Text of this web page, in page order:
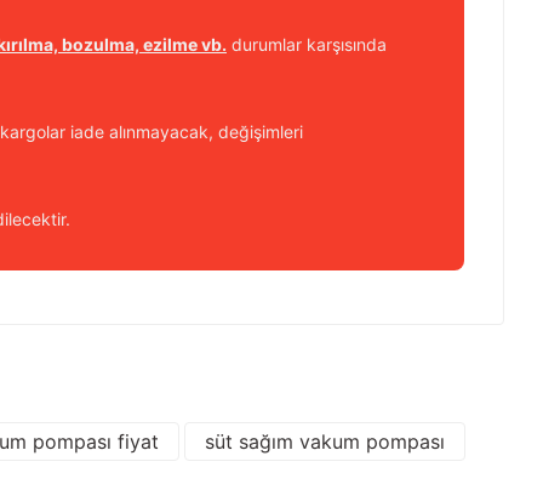
bozulma, ezilme vb. durumlar karşısında
iade alınmayacak, değişimleri
pompası fiyat
süt sağım vakum pompası